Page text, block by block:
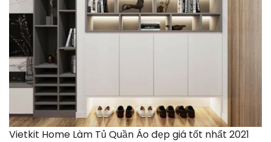
Vietkit Home Làm Tủ Quần Áo đẹp giá tốt nhất 2021